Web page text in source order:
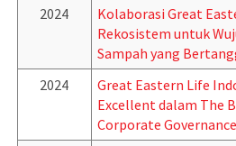
2024
Kolaborasi Great
Rekosistem untuk
Sampah yang
2024
Great Eastern Life
Excellent dalam The
Corporate